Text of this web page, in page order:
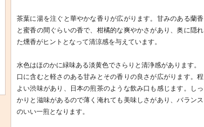
茶葉に湯を注ぐと華やかな香りが広がります。甘みのある蘭香
と蜜香の間ぐらいの香で、柑橘的な爽やかさがあり、奥に隠れ
た燻香がヒントとなって清涼感を与えています。
水色はほのかに緑味ある淡黄色でさらりと清浄感があります。
口に含むと軽さのある甘みとその香りの良さが広がります。程
よい渋味があり、日本の煎茶のような飲み口も感じます。しっ
かりと滋味があるので薄く淹れても美味しさがあり、バランス
のいい一煎となります。